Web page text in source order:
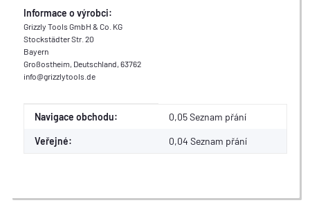
Informace o výrobci:
Grizzly Tools GmbH & Co. KG
Stockstädter Str. 20
Bayern
Großostheim, Deutschland, 63762
info@grizzlytools.de
Hodnota
Výrobce
Navigace obchodu: 0,05 Seznam přání
Veřejné: 0,04 Seznam přání